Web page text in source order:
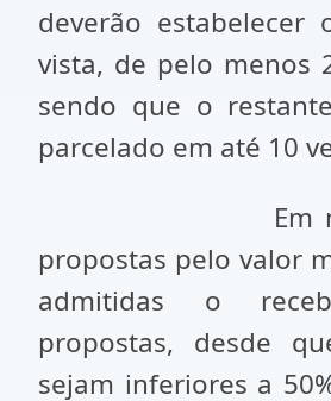
deverão estabelecer
vista, de pelo menos
sendo que o
parcelado em até 10
Em não
propostas pelo valor
admitidas o
propostas, desde
sejam inferiores a